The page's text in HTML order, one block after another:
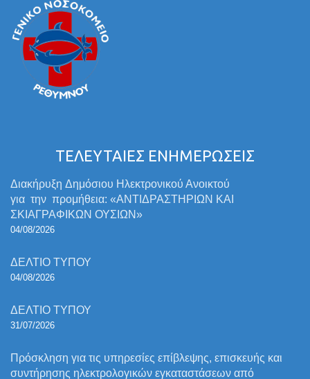
ΤΕΛΕΥΤΑΙΕΣ ΕΝΗΜΕΡΩΣΕΙΣ
Διακήρυξη Δημόσιου Ηλεκτρονικού Ανοικτού
για την προμήθεια: «ΑΝΤΙΔΡΑΣΤΗΡΙΩΝ ΚΑΙ
ΣΚΙΑΓΡΑΦΙΚΩΝ ΟΥΣΙΩΝ»
04/08/2026
ΔΕΛΤΙΟ ΤΥΠΟΥ
04/08/2026
ΔΕΛΤΙΟ ΤΥΠΟΥ
31/07/2026
Πρόσκληση για τις υπηρεσίες επίβλεψης, επισκευής και
συντήρησης ηλεκτρολογικών εγκαταστάσεων από